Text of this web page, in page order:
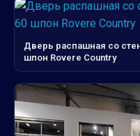
Дверь распашная со
шпон Rovere Country